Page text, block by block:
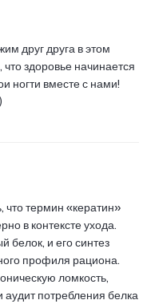
друг друга в этом
здоровье начинается
ногти вместе с нами!
что термин «кератин»
в контексте ухода.
белок, и его синтез
профиля рациона.
ломкость,
аудит потребления белка